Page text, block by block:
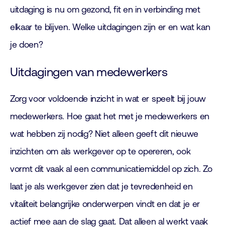
uitdaging is nu om gezond, fit en in verbinding met
elkaar te blijven. Welke uitdagingen zijn er en wat kan
je doen?
Uitdagingen van medewerkers
Zorg voor voldoende inzicht in wat er speelt bij jouw
medewerkers. Hoe gaat het met je medewerkers en
wat hebben zij nodig? Niet alleen geeft dit nieuwe
inzichten om als werkgever op te opereren, ook
vormt dit vaak al een communicatiemiddel op zich. Zo
laat je als werkgever zien dat je tevredenheid en
vitaliteit belangrijke onderwerpen vindt en dat je er
actief mee aan de slag gaat. Dat alleen al werkt vaak